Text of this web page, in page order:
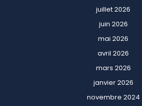
juillet 2026
juin 2026
mai 2026
avril 2026
mars 2026
janvier 2026
novembre 2024